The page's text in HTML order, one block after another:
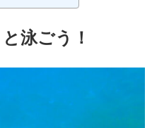
泳ごう！